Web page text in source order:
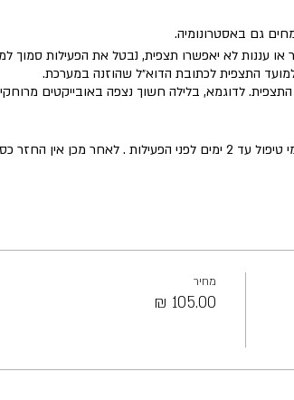
גם באסטרונומיה.
או עננות לא יאפשרו תצפית, נבטל את הפעילות סמוך
התצפית לכתובת הדוא״ל שהוזנה במערכת.
לדוגמא, בלילה חשוך נצפה באובייקטים
מחיר